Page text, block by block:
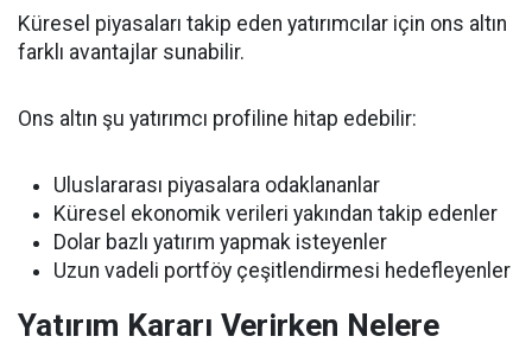
Küresel piyasaları takip eden yatırımcılar için ons altın
farklı avantajlar sunabilir.
Ons altın şu yatırımcı profiline hitap edebilir:
Uluslararası piyasalara odaklananlar
Küresel ekonomik verileri yakından takip edenler
Dolar bazlı yatırım yapmak isteyenler
Uzun vadeli portföy çeşitlendirmesi hedefleyenler
Yatırım Kararı Verirken Nelere